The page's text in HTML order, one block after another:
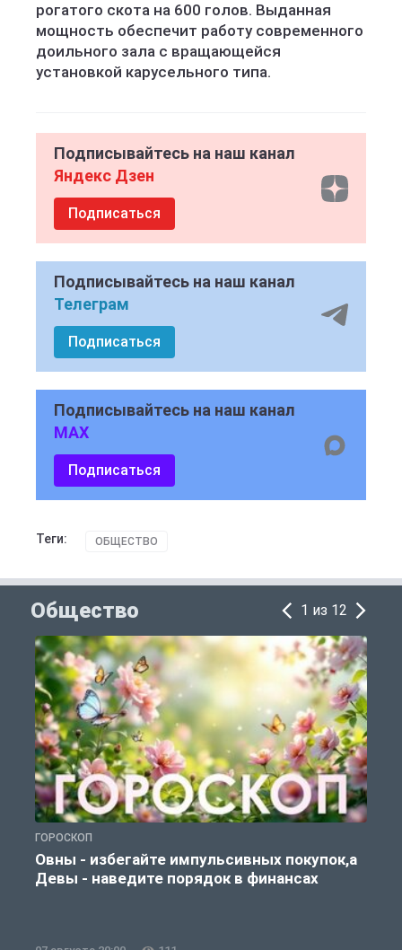
рогатого скота на 600 голов. Выданная
мощность обеспечит работу современного
доильного зала с вращающейся
установкой карусельного типа.
Подписывайтесь на наш канал
Яндекс Дзен
Подписаться
Подписывайтесь на наш канал
Телеграм
Подписаться
Подписывайтесь на наш канал
MAX
Подписаться
Теги: ОБЩЕСТВО
Общество 1 из 12
ГОРОСКОП
Овны - избегайте импульсивных покупок,а
Девы - наведите порядок в финансах